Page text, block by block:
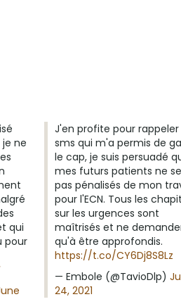
ne
qui
pour
J'en profite pour
sms qui m'a permis de
le cap, je suis persuadé
mes futurs patients ne
pas pénalisés de mon
pour l'ECN. Tous les
sur les urgences sont
maîtrisés et ne
qu'à être approfondis.
https://t.co/CY6Dj8S8Lz
— Embole (@TavioDlp)
24, 2021